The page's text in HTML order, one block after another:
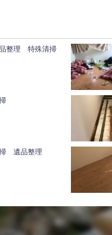
整理 特殊清掃
遺品整理